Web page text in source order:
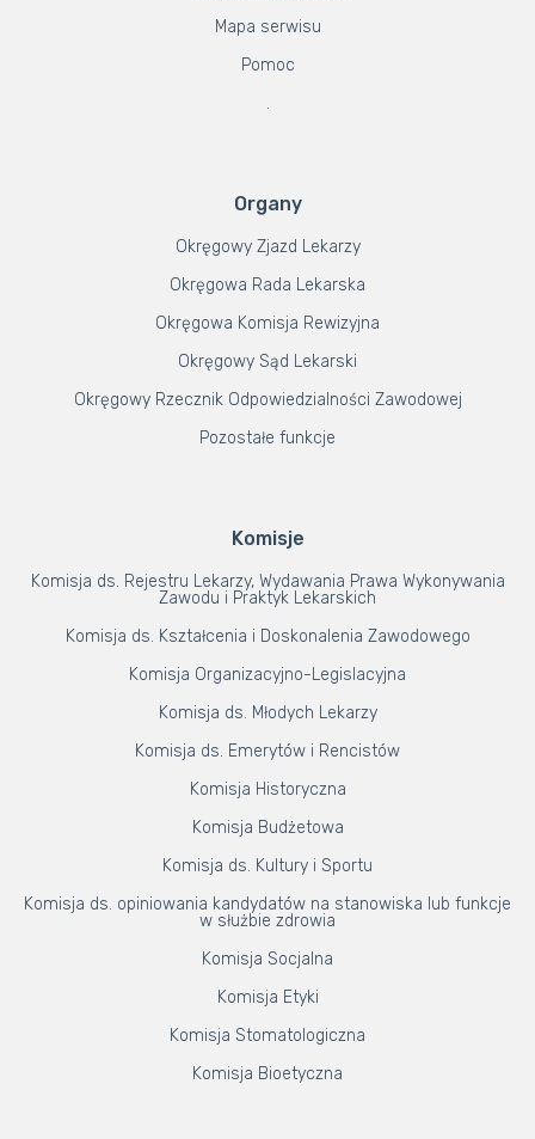
Mapa serwisu
Pomoc
.
Organy
Okręgowy Zjazd Lekarzy
Okręgowa Rada Lekarska
Okręgowa Komisja Rewizyjna
Okręgowy Sąd Lekarski
Okręgowy Rzecznik Odpowiedzialności Zawodowej
Pozostałe funkcje
Komisje
Komisja ds. Rejestru Lekarzy, Wydawania Prawa Wykonywania
Zawodu i Praktyk Lekarskich
Komisja ds. Kształcenia i Doskonalenia Zawodowego
Komisja Organizacyjno-Legislacyjna
Komisja ds. Młodych Lekarzy
Komisja ds. Emerytów i Rencistów
Komisja Historyczna
Komisja Budżetowa
Komisja ds. Kultury i Sportu
Komisja ds. opiniowania kandydatów na stanowiska lub funkcje
w służbie zdrowia
Komisja Socjalna
Komisja Etyki
Komisja Stomatologiczna
Komisja Bioetyczna